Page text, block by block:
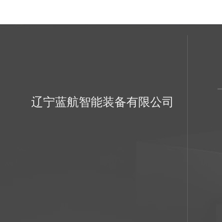
辽宁蓝航智能装备有限公司